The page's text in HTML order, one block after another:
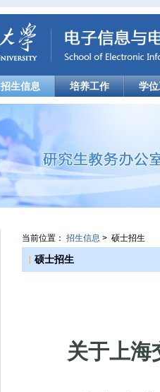
招生信息 培养工作 学
当前位置：招生信息 > 硕士招生
硕士招生
关于上海